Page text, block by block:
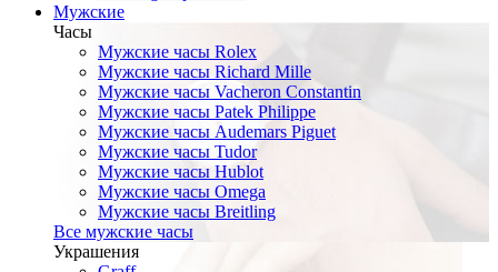
Мужские
Часы
Мужские часы Rolex
Мужские часы Richard Mille
Мужские часы Vacheron Constantin
Мужские часы Patek Philippe
Мужские часы Audemars Piguet
Мужские часы Tudor
Мужские часы Hublot
Мужские часы Omega
Мужские часы Breitling
Все мужские часы
Украшения